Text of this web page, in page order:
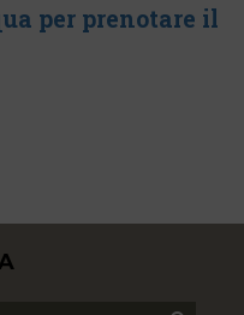
per prenotare il